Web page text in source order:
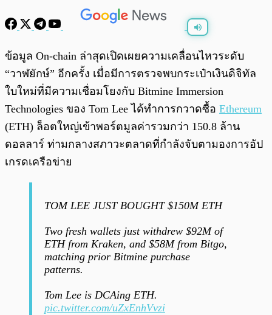
0:00
ข้อมูล On-chain ล่าสุดเปิดเผยความเคลื่อนไหวระดับ
“วาฬยักษ์” อีกครั้ง เมื่อมีการตรวจพบกระเป๋าเงินดิจิทัล
ใบใหม่ที่มีความเชื่อมโยงกับ Bitmine Immersion
Technologies ของ Tom Lee ได้ทำการกวาดซื้อ Ethereum
(ETH) ล็อตใหญ่เข้าพอร์ตมูลค่ารวมกว่า 150.8 ล้าน
ดอลลาร์ ท่ามกลางสภาวะตลาดที่กำลังจับตามองการอัป
เกรดเครือข่าย
TOM LEE JUST BOUGHT $150M ETH
Two fresh wallets just withdrew $92M of
ETH from Kraken, and $58M from Bitgo,
matching prior Bitmine purchase
patterns.
Tom Lee is DCAing ETH.
pic.twitter.com/uZxEnhVvzi